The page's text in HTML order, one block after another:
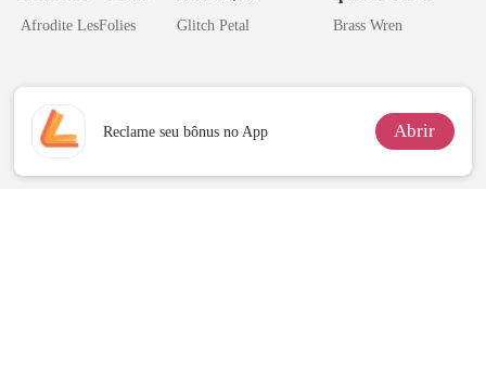
Mia
Afrodite LesFolies
desejada pelo
Glitch Petal Brass Wren
Reclame seu bônus no App Abrir